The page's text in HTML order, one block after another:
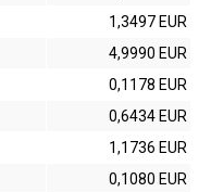
1,3497 EUR
4,9990 EUR
0,1178 EUR
0,6434 EUR
1,1736 EUR
0,1080 EUR